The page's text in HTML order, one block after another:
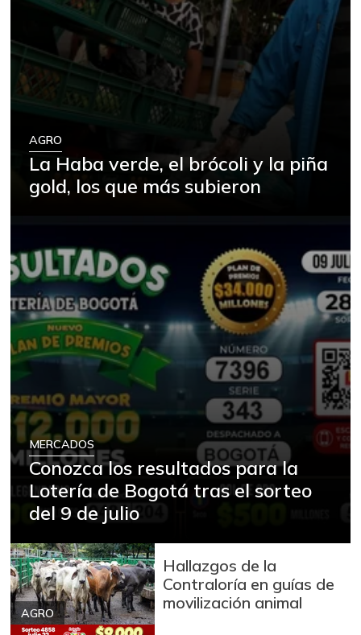
AGRO
La Haba verde, el brócoli y la piña
gold, los que más subieron
MERCADOS
Conozca los resultados para la
Lotería de Bogotá tras el sorteo
del 9 de julio
AGRO
Hallazgos de la
Contraloría en guías de
movilización animal